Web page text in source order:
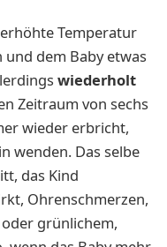
Temperatur
dem Baby etwas
wiederholt
Zeitraum von sechs
wieder erbricht,
wenden. Das selbe
das Kind
Ohrenschmerzen,
oder grünlichem,